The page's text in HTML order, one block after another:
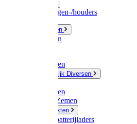
Slangenwagen-/houders
Olie / Vetten
Chemicalien
Plasticzakken
Huishoudelijk Diversen
Zaksluitingen
Sponzen / Zemen
Zeepprodukten
Batterij & batterijladers